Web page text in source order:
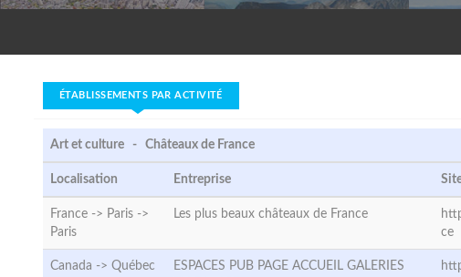
ÉTABLISSEMENTS PAR ACTIVITÉ
Art et culture - Châteaux de France
Localisation Entreprise
France -> Paris ->
Paris
Les plus beaux châteaux de France
ce
Canada -> Québec
ESPACES PUB PAGE ACCUEIL GALERIES